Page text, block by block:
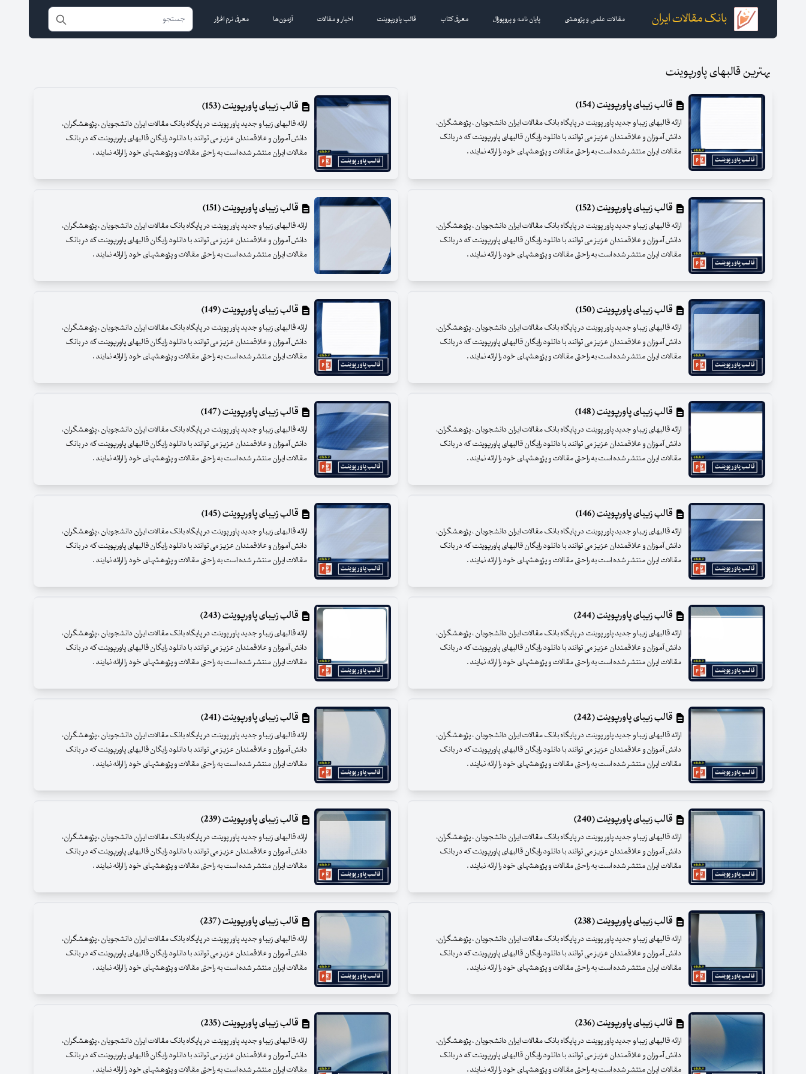
بانک مقالات ایران مقالات علمی و پژوهشی پایان نامه و پروپوزال معرفی کتاب قالب پاورپوینت اخبار و مقالات آزمون‌ها معرفی نرم افزار
بهترین قالبهای پاورپوینت
قالب زیبای پاورپوینت (154)
ارائه قالبهای زیبا و جدید پاور پوینت در پایگاه بانک مقالات ایران دانشجویان ، پژوهشگران،
دانش آموزان و علاقمندان عزیز می توانند با دانلود رایگان قالبهای پاورپوینت که در بانک
مقالات ایران منتشر شده است به راحتی مقالات و پژوهشهای خود را ارائه نمایند .
قالب زیبای پاورپوینت (153)
ارائه قالبهای زیبا و جدید پاور پوینت در پایگاه بانک مقالات ایران دانشجویان ، پژوهشگران،
دانش آموزان و علاقمندان عزیز می توانند با دانلود رایگان قالبهای پاورپوینت که در بانک
مقالات ایران منتشر شده است به راحتی مقالات و پژوهشهای خود را ارائه نمایند .
قالب زیبای پاورپوینت (152)
ارائه قالبهای زیبا و جدید پاور پوینت در پایگاه بانک مقالات ایران دانشجویان ، پژوهشگران،
دانش آموزان و علاقمندان عزیز می توانند با دانلود رایگان قالبهای پاورپوینت که در بانک
مقالات ایران منتشر شده است به راحتی مقالات و پژوهشهای خود را ارائه نمایند .
قالب زیبای پاورپوینت (151)
ارائه قالبهای زیبا و جدید پاور پوینت در پایگاه بانک مقالات ایران دانشجویان ، پژوهشگران،
دانش آموزان و علاقمندان عزیز می توانند با دانلود رایگان قالبهای پاورپوینت که در بانک
مقالات ایران منتشر شده است به راحتی مقالات و پژوهشهای خود را ارائه نمایند .
قالب زیبای پاورپوینت (150)
ارائه قالبهای زیبا و جدید پاور پوینت در پایگاه بانک مقالات ایران دانشجویان ، پژوهشگران،
دانش آموزان و علاقمندان عزیز می توانند با دانلود رایگان قالبهای پاورپوینت که در بانک
مقالات ایران منتشر شده است به راحتی مقالات و پژوهشهای خود را ارائه نمایند .
قالب زیبای پاورپوینت (149)
ارائه قالبهای زیبا و جدید پاور پوینت در پایگاه بانک مقالات ایران دانشجویان ، پژوهشگران،
دانش آموزان و علاقمندان عزیز می توانند با دانلود رایگان قالبهای پاورپوینت که در بانک
مقالات ایران منتشر شده است به راحتی مقالات و پژوهشهای خود را ارائه نمایند .
قالب زیبای پاورپوینت (148)
ارائه قالبهای زیبا و جدید پاور پوینت در پایگاه بانک مقالات ایران دانشجویان ، پژوهشگران،
دانش آموزان و علاقمندان عزیز می توانند با دانلود رایگان قالبهای پاورپوینت که در بانک
مقالات ایران منتشر شده است به راحتی مقالات و پژوهشهای خود را ارائه نمایند .
قالب زیبای پاورپوینت (147)
ارائه قالبهای زیبا و جدید پاور پوینت در پایگاه بانک مقالات ایران دانشجویان ، پژوهشگران،
دانش آموزان و علاقمندان عزیز می توانند با دانلود رایگان قالبهای پاورپوینت که در بانک
مقالات ایران منتشر شده است به راحتی مقالات و پژوهشهای خود را ارائه نمایند .
قالب زیبای پاورپوینت (146)
ارائه قالبهای زیبا و جدید پاور پوینت در پایگاه بانک مقالات ایران دانشجویان ، پژوهشگران،
دانش آموزان و علاقمندان عزیز می توانند با دانلود رایگان قالبهای پاورپوینت که در بانک
مقالات ایران منتشر شده است به راحتی مقالات و پژوهشهای خود را ارائه نمایند .
قالب زیبای پاورپوینت (145)
ارائه قالبهای زیبا و جدید پاور پوینت در پایگاه بانک مقالات ایران دانشجویان ، پژوهشگران،
دانش آموزان و علاقمندان عزیز می توانند با دانلود رایگان قالبهای پاورپوینت که در بانک
مقالات ایران منتشر شده است به راحتی مقالات و پژوهشهای خود را ارائه نمایند .
قالب زیبای پاورپوینت (244)
ارائه قالبهای زیبا و جدید پاور پوینت در پایگاه بانک مقالات ایران دانشجویان ، پژوهشگران،
دانش آموزان و علاقمندان عزیز می توانند با دانلود رایگان قالبهای پاورپوینت که در بانک
مقالات ایران منتشر شده است به راحتی مقالات و پژوهشهای خود را ارائه نمایند .
قالب زیبای پاورپوینت (243)
ارائه قالبهای زیبا و جدید پاور پوینت در پایگاه بانک مقالات ایران دانشجویان ، پژوهشگران،
دانش آموزان و علاقمندان عزیز می توانند با دانلود رایگان قالبهای پاورپوینت که در بانک
مقالات ایران منتشر شده است به راحتی مقالات و پژوهشهای خود را ارائه نمایند .
قالب زیبای پاورپوینت (242)
ارائه قالبهای زیبا و جدید پاور پوینت در پایگاه بانک مقالات ایران دانشجویان ، پژوهشگران،
دانش آموزان و علاقمندان عزیز می توانند با دانلود رایگان قالبهای پاورپوینت که در بانک
مقالات ایران منتشر شده است به راحتی مقالات و پژوهشهای خود را ارائه نمایند .
قالب زیبای پاورپوینت (241)
ارائه قالبهای زیبا و جدید پاور پوینت در پایگاه بانک مقالات ایران دانشجویان ، پژوهشگران،
دانش آموزان و علاقمندان عزیز می توانند با دانلود رایگان قالبهای پاورپوینت که در بانک
مقالات ایران منتشر شده است به راحتی مقالات و پژوهشهای خود را ارائه نمایند .
قالب زیبای پاورپوینت (240)
ارائه قالبهای زیبا و جدید پاور پوینت در پایگاه بانک مقالات ایران دانشجویان ، پژوهشگران،
دانش آموزان و علاقمندان عزیز می توانند با دانلود رایگان قالبهای پاورپوینت که در بانک
مقالات ایران منتشر شده است به راحتی مقالات و پژوهشهای خود را ارائه نمایند .
قالب زیبای پاورپوینت (239)
ارائه قالبهای زیبا و جدید پاور پوینت در پایگاه بانک مقالات ایران دانشجویان ، پژوهشگران،
دانش آموزان و علاقمندان عزیز می توانند با دانلود رایگان قالبهای پاورپوینت که در بانک
مقالات ایران منتشر شده است به راحتی مقالات و پژوهشهای خود را ارائه نمایند .
قالب زیبای پاورپوینت (238)
ارائه قالبهای زیبا و جدید پاور پوینت در پایگاه بانک مقالات ایران دانشجویان ، پژوهشگران،
دانش آموزان و علاقمندان عزیز می توانند با دانلود رایگان قالبهای پاورپوینت که در بانک
مقالات ایران منتشر شده است به راحتی مقالات و پژوهشهای خود را ارائه نمایند .
قالب زیبای پاورپوینت (237)
ارائه قالبهای زیبا و جدید پاور پوینت در پایگاه بانک مقالات ایران دانشجویان ، پژوهشگران،
دانش آموزان و علاقمندان عزیز می توانند با دانلود رایگان قالبهای پاورپوینت که در بانک
مقالات ایران منتشر شده است به راحتی مقالات و پژوهشهای خود را ارائه نمایند .
قالب زیبای پاورپوینت (236)
ارائه قالبهای زیبا و جدید پاور پوینت در پایگاه بانک مقالات ایران دانشجویان ، پژوهشگران،
دانش آموزان و علاقمندان عزیز می توانند با دانلود رایگان قالبهای پاورپوینت که در بانک
مقالات ایران منتشر شده است به راحتی مقالات و پژوهشهای خود را ارائه نمایند .
قالب زیبای پاورپوینت (235)
ارائه قالبهای زیبا و جدید پاور پوینت در پایگاه بانک مقالات ایران دانشجویان ، پژوهشگران،
دانش آموزان و علاقمندان عزیز می توانند با دانلود رایگان قالبهای پاورپوینت که در بانک
مقالات ایران منتشر شده است به راحتی مقالات و پژوهشهای خود را ارائه نمایند .